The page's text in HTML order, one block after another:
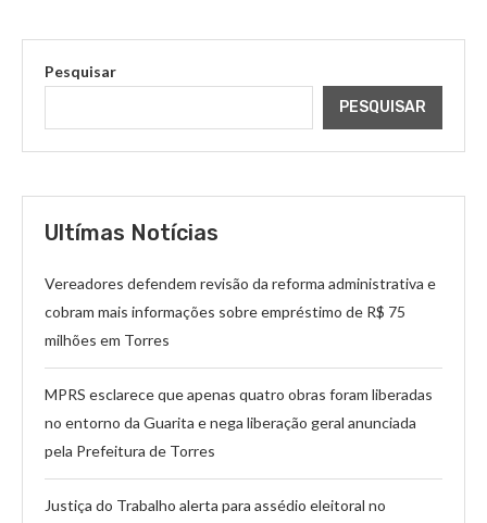
Pesquisar
PESQUISAR
Ultímas Notícias
Vereadores defendem revisão da reforma administrativa e
cobram mais informações sobre empréstimo de R$ 75
milhões em Torres
MPRS esclarece que apenas quatro obras foram liberadas
no entorno da Guarita e nega liberação geral anunciada
pela Prefeitura de Torres
Justiça do Trabalho alerta para assédio eleitoral no